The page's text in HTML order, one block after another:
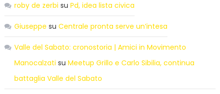
roby de zerbi su Pd, idea lista civica
Giuseppe su Centrale pronta serve un’intesa
Valle del Sabato: cronostoria | Amici in Movimento
Manocalzati su Meetup Grillo e Carlo Sibilia, continua
battaglia Valle del Sabato